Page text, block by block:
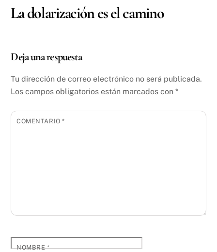
La dolarización es el camino
Deja una respuesta
Tu dirección de correo electrónico no será publicada.
Los campos obligatorios están marcados con*
COMENTARIO*
NOMBRE*